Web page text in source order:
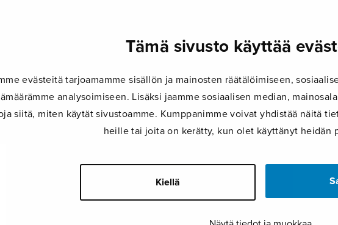
Tämä sivusto käyttää
evästeitä tarjoamamme sisällön ja mainosten räätälöimiseen,
analysoimiseen. Lisäksi jaamme sosiaalisen median,
siitä, miten käytät sivustoamme. Kumppanimme voivat yhdistää näitä
heille tai joita on kerätty, kun olet käyttänyt heidän
Kiellä
TAPAHTUMA